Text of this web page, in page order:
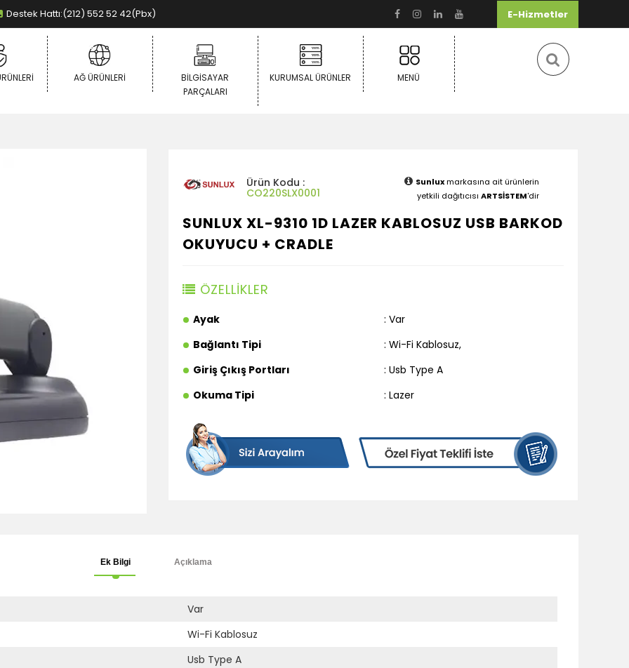
Destek Hattı:(212) 552 52 42(Pbx) E-Hizmetler
AĞ ÜRÜNLERI
BILGISAYAR
PARÇALARI
KURUMSAL ÜRÜNLER MENÜ
Ürün Kodu :
CO220SLX0001
Sunluxmarkasına ait ürünlerin
yetkili dağıtıcısı ARTSİSTEM'dir
SUNLUX XL-9310 1D LAZER KABLOSUZ USB BARKOD
OKUYUCU + CRADLE
ÖZELLİKLER
Ayak
: Var
Bağlantı Tipi
: Wi-Fi Kablosuz,
Giriş Çıkış Portları
: Usb Type A
Okuma Tipi
: Lazer
Ek Bilgi Açıklama
Var
Wi-Fi Kablosuz
Usb Type A